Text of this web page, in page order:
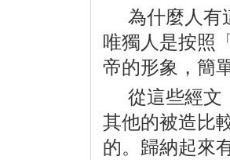
為什麼人有
唯獨人是按照
帝的形象，簡
從這些經文
其他的被造比
的。歸納起來